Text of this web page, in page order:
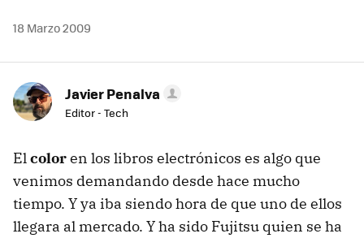
18 Marzo 2009
Javier Penalva
Editor - Tech
El coloren los libros electrónicos es algo que
venimos demandando desde hace mucho
tiempo. Y ya iba siendo hora de que uno de ellos
llegara al mercado. Y ha sido Fujitsu quien se ha